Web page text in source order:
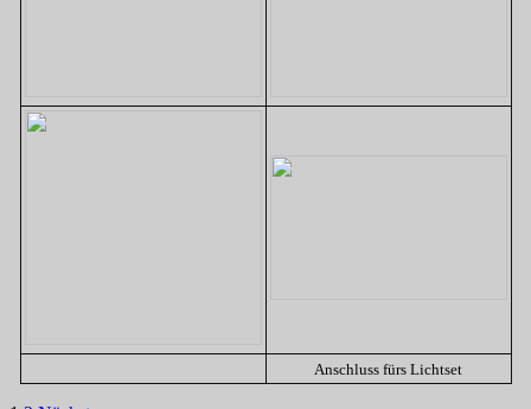
Anschluss fürs Lichtset